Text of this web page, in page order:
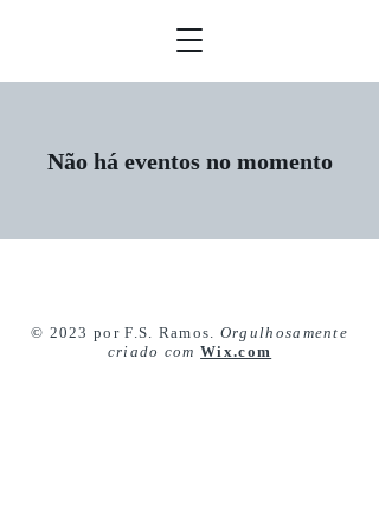
Não há eventos no momento
© 2023 por F.S. Ramos. Orgulhosamente
criado com Wix.com